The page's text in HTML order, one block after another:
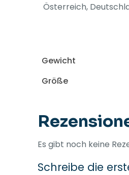
Österreich,
Gewicht
Größe
Es gibt noch keine
Schreibe die